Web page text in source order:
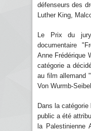
défenseurs des
Luther King,
Le Prix du
documentaire
Anne Frédérique
catégorie a
au film allemand
Von Wurmb-
Dans la
public a été
la Palestinienne